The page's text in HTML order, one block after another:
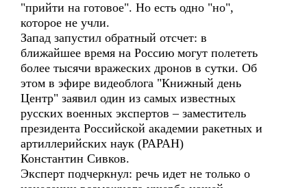
"прийти на готовое". Но есть одно "но",
которое не учли.
Запад запустил обратный отсчет: в
ближайшее время на Россию могут полететь
более тысячи вражеских дронов в сутки. Об
этом в эфире видеоблога "Книжный день
Центр" заявил один из самых известных
русских военных экспертов – заместитель
президента Российской академии ракетных и
артиллерийских наук (РАРАН)
Константин Сивков.
Эксперт подчеркнул: речь идет не только о